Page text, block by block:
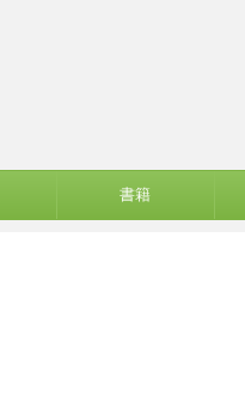
書籍